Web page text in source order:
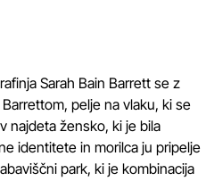
Sarah Bain Barrett se z
pelje na vlaku, ki se
najdeta žensko, ki je bila
identitete in morilca ju pripelje
park, ki je kombinacija